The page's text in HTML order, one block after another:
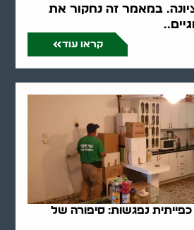
במאמר זה נחקור את
קראו עוד
כפייתית נפגשות: סיפורה של